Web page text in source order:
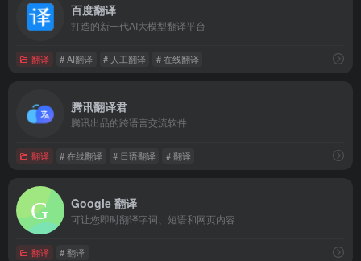
百度翻译
打造的新一代AI大模型翻译平台
翻译 # AI翻译 # 人工翻译 # 在线翻译
腾讯翻译君
腾讯出品的跨语言交流软件
翻译 # 在线翻译 # 日语翻译 # 翻译
Google 翻译
可让您即时翻译字词、短语和网页内容
翻译 # 翻译